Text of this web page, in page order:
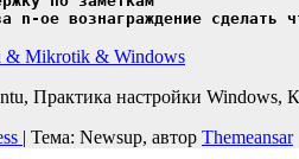
n-ое вознаграждение сделать
& Mikrotik & Windows
Практика настройки Windows,
| Тема: Newsup, автор Themeansar